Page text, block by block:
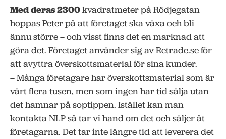
Med deras 2300kvadratmeter på Rödjegatan
hoppas Peter på att företaget ska växa och bli
ännu större – och visst finns det en marknad att
göra det. Företaget använder sig av Retrade.se för
att avyttra överskottsmaterial för sina kunder.
– Många företagare har överskottsmaterial som är
värt flera tusen, men som ingen har tid sälja utan
det hamnar på soptippen. Istället kan man
kontakta NLP så tar vi hand om det och säljer åt
företagarna. Det tar inte längre tid att leverera det